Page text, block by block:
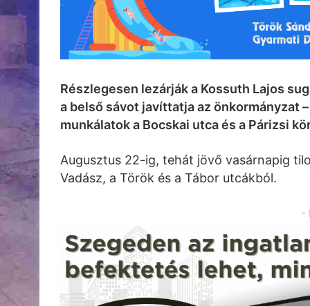
Részlegesen lezárják a Kossuth Lajos
a belső sávot javíttatja az önkormányzat
munkálatok a Bocskai utca és a Párizsi
Augusztus 22-ig, tehát jövő vasárnapig
Vadász, a Török és a Tábor utcákból.
-